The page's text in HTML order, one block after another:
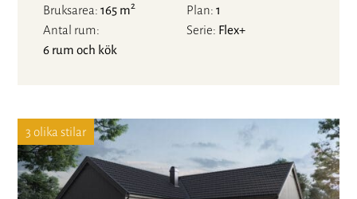
Bruksarea 165 m2 Plan 1
Antal rum
6 rum och kök
Serie Flex+
3 olika stilar